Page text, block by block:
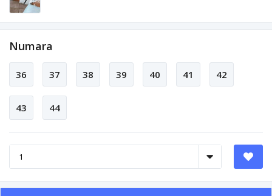
Numara
36 37 38 39 40 41 42
43 44